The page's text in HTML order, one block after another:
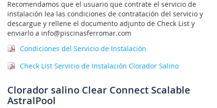
Recomendamos que el usuario que contrate el servicio de
instalación lea las condiciones de contratación del servicio y
descargue y rellene el documento adjunto de Check List y
enviarlo a info@piscinasferromar.com
Condiciones del Servicio de Instalación
Check List Servicio de Instalación Clorador Salino
Clorador salino Clear Connect Scalable
AstralPool